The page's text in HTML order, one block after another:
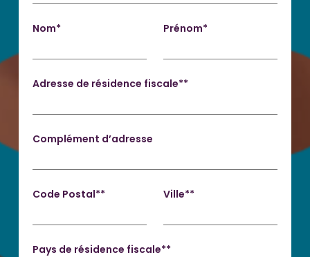
Nom* Prénom*
Adresse de résidence fiscale**
Complément d’adresse
Code Postal** Ville**
Pays de résidence fiscale**